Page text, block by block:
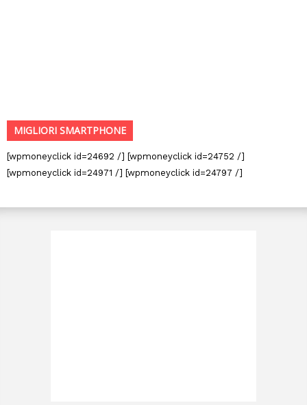
MIGLIORI SMARTPHONE
[wpmoneyclick id=24692 /] [wpmoneyclick id=24752 /]
[wpmoneyclick id=24971 /] [wpmoneyclick id=24797 /]